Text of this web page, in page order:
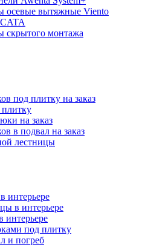
осевые вытяжные Viento
скрытого монтажа
под плитку на заказ
на заказ
в подвал на заказ
лестницы
интерьере
в интерьере
под плитку
и погреб